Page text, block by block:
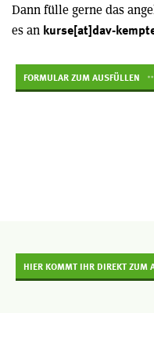
Dann fülle gerne das
es an kurse[at]dav-
FORMULAR ZUM AUSFÜLLEN
HIER KOMMT IHR DIREKT ZUM